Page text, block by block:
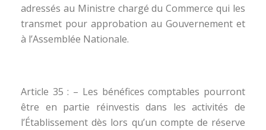
adressés au Ministre chargé du Commerce qui les
transmet pour approbation au Gouvernement et
à l’Assemblée Nationale.
Article 35 : – Les bénéfices comptables pourront
être en partie réinvestis dans les activités de
l’Établissement dès lors qu’un compte de réserve